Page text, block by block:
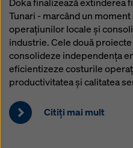
Doka finalizează extinderea
Tunari - marcând un
operațiunilor locale și
industrie. Cele două
consolideze independența
eficientizeze costurile
productivitatea și calitatea
Citiţi mai mult